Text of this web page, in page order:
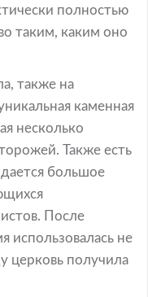
полностью
таким, каким оно
также на
каменная
несколько
Также есть
большое
После
использовалась не
церковь получила